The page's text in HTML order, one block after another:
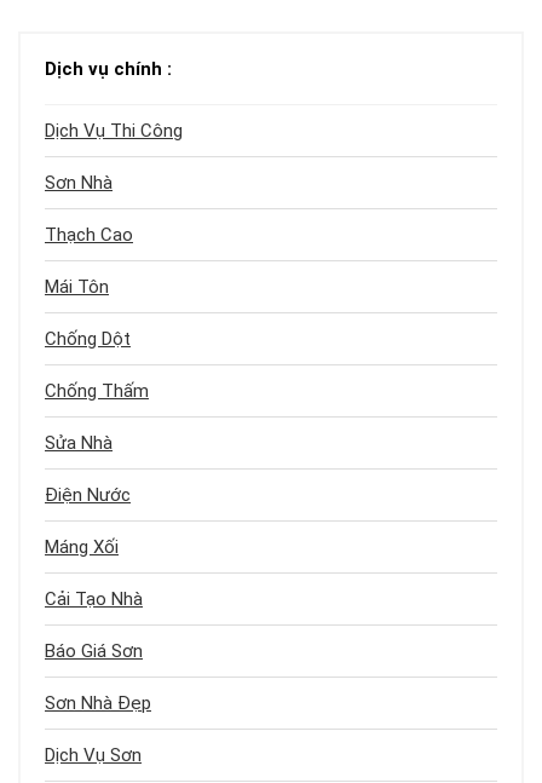
Dịch vụ chính :
Dịch Vụ Thi Công
Sơn Nhà
Thạch Cao
Mái Tôn
Chống Dột
Chống Thấm
Sửa Nhà
Điện Nước
Máng Xối
Cải Tạo Nhà
Báo Giá Sơn
Sơn Nhà Đẹp
Dịch Vụ Sơn